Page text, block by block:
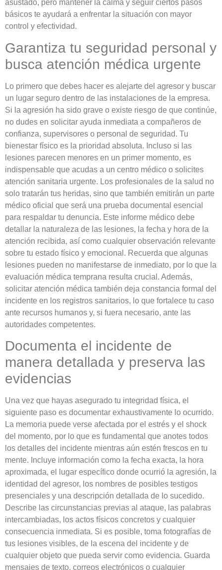
asustado, pero mantener la calma y seguir ciertos pasos
básicos te ayudará a enfrentar la situación con mayor
control y efectividad.
Garantiza tu seguridad personal y
busca atención médica urgente
Lo primero que debes hacer es alejarte del agresor y buscar
un lugar seguro dentro de las instalaciones de la empresa.
Si la agresión ha sido grave o existe riesgo de que continúe,
no dudes en solicitar ayuda inmediata a compañeros de
confianza, supervisores o personal de seguridad. Tu
bienestar físico es la prioridad absoluta. Incluso si las
lesiones parecen menores en un primer momento, es
indispensable que acudas a un centro médico o solicites
atención sanitaria urgente. Los profesionales de la salud no
solo tratarán tus heridas, sino que también emitirán un parte
médico oficial que será una prueba documental esencial
para respaldar tu denuncia. Este informe médico debe
detallar la naturaleza de las lesiones, la fecha y hora de la
atención recibida, así como cualquier observación relevante
sobre tu estado físico y emocional. Recuerda que algunas
lesiones pueden no manifestarse de inmediato, por lo que la
evaluación médica temprana resulta crucial. Además,
solicitar atención médica también deja constancia formal del
incidente en los registros sanitarios, lo que fortalece tu caso
ante recursos humanos y, si fuera necesario, ante las
autoridades competentes.
Documenta el incidente de
manera detallada y preserva las
evidencias
Una vez que hayas asegurado tu integridad física, el
siguiente paso es documentar exhaustivamente lo ocurrido.
La memoria puede verse afectada por el estrés y el shock
del momento, por lo que es fundamental que anotes todos
los detalles del incidente mientras aún estén frescos en tu
mente. Incluye información como la fecha exacta, la hora
aproximada, el lugar específico donde ocurrió la agresión, la
identidad del agresor, los nombres de posibles testigos
presenciales y una descripción detallada de lo sucedido.
Describe las circunstancias previas al ataque, las palabras
intercambiadas, los actos físicos concretos y cualquier
consecuencia inmediata. Si es posible, toma fotografías de
tus lesiones visibles, de la escena del incidente y de
cualquier objeto que pueda servir como evidencia. Guarda
mensajes de texto, correos electrónicos o cualquier